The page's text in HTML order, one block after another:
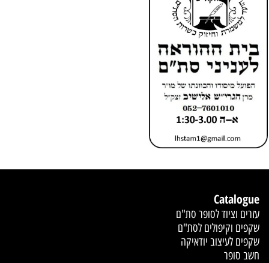
Catalogue
עזרים וציוד לסופר סת"ם
שקפים וקיפולים לסת"ם
שקפים לעיצוב יודאיקה
חשב סופר